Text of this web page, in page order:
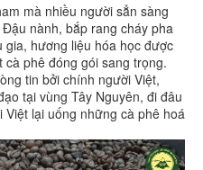
mà nhiều người sẳn sàng
nành, bắp rang cháy pha
gia, hương liệu hóa học được
cà phê đóng gói sang trọng.
tin bởi chính người Việt,
tại vùng Tây Nguyên, đi đâu
lại uống những cà phê hoá